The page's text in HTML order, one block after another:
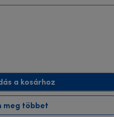
a kosárhoz
meg többet